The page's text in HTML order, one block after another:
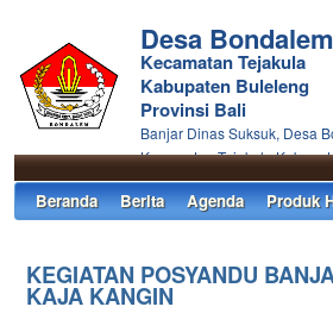
Desa Bondalem
Kecamatan Tejakula
Kabupaten Buleleng
Provinsi Bali
Banjar Dinas Suksuk, Desa
Kecamatan Tejakula
Beranda Berita Agenda Produk
KEGIATAN POSYANDU
KAJA KANGIN